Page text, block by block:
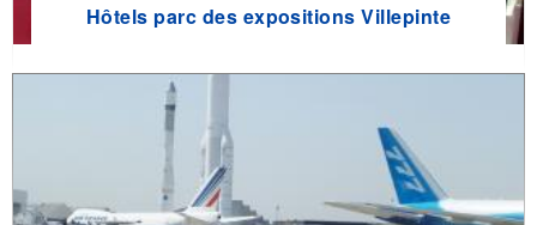
Hôtels parc des expositions Villepinte